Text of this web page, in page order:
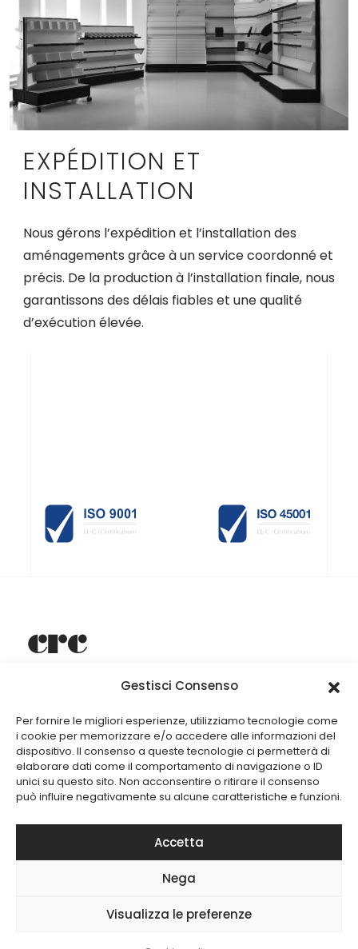
Gestisci Consenso
Per fornire le migliori esperienze, utilizziamo tecnologie come
i cookie per memorizzare e/o accedere alle informazioni del
dispositivo. Il consenso a queste tecnologie ci permetterà di
elaborare dati come il comportamento di navigazione o ID
unici su questo sito. Non acconsentire o ritirare il consenso
può influire negativamente su alcune caratteristiche e funzioni.
Accetta
Nega
Visualizza le preferenze
EXPÉDITION ET
INSTALLATION
Nous gérons l’expédition et l’installation des
aménagements grâce à un service coordonné et
précis. De la production à l’installation finale, nous
garantissons des délais fiables et une qualité
d’exécution élevée.
Depuis 1949, CRC Srl est spécialisée
d’aménagements commerciaux et de shopfitting.
Copyright 2026 CRC srl. All rights reserved. - P. IVA